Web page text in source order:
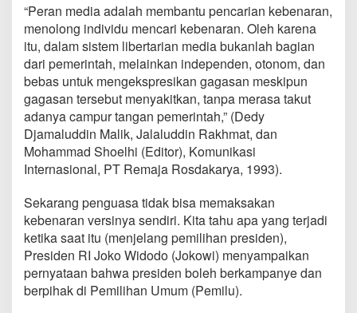
“Peran media adalah membantu pencarian kebenaran,
menolong individu mencari kebenaran. Oleh karena
itu, dalam sistem libertarian media bukanlah bagian
dari pemerintah, melainkan independen, otonom, dan
bebas untuk mengekspresikan gagasan meskipun
gagasan tersebut menyakitkan, tanpa merasa takut
adanya campur tangan pemerintah,” (Dedy
Djamaluddin Malik, Jalaluddin Rakhmat, dan
Mohammad Shoelhi (Editor), Komunikasi
Internasional, PT Remaja Rosdakarya, 1993).
Sekarang penguasa tidak bisa memaksakan
kebenaran versinya sendiri. Kita tahu apa yang terjadi
ketika saat itu (menjelang pemilihan presiden),
Presiden RI Joko Widodo (Jokowi) menyampaikan
pernyataan bahwa presiden boleh berkampanye dan
berpihak di Pemilihan Umum (Pemilu).